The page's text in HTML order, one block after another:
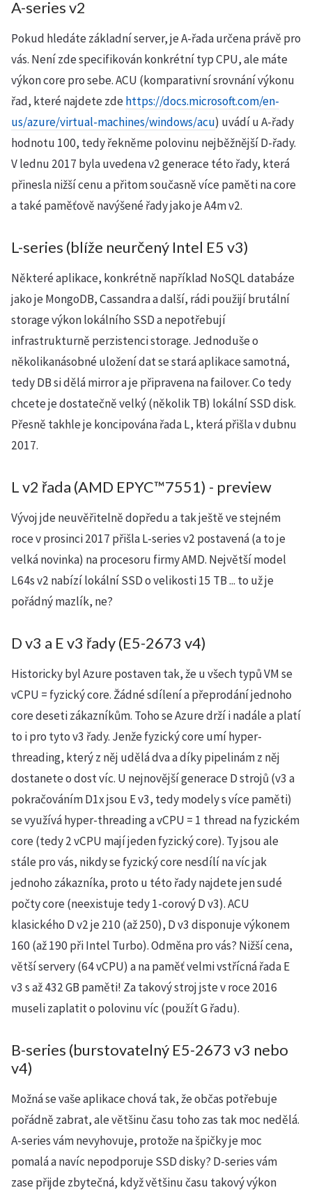
A-series v2
Pokud hledáte základní server, je A-řada určena právě pro
vás. Není zde specifikován konkrétní typ CPU, ale máte
výkon core pro sebe. ACU (komparativní srovnání výkonu
řad, které najdete zdehttps://docs.microsoft.com/en-
us/azure/virtual-machines/windows/acu) uvádí u A-řady
hodnotu 100, tedy řekněme polovinu nejběžnější D-řady.
V lednu 2017 byla uvedena v2 generace této řady, která
přinesla nižší cenu a přitom současně více paměti na core
a také paměťově navýšené řady jako je A4m v2.
L-series (blíže neurčený Intel E5 v3)
Některé aplikace, konkrétně například NoSQL databáze
jako je MongoDB, Cassandra a další, rádi použijí brutální
storage výkon lokálního SSD a nepotřebují
infrastrukturně perzistenci storage. Jednoduše o
několikanásobné uložení dat se stará aplikace samotná,
tedy DB si dělá mirror a je připravena na failover. Co tedy
chcete je dostatečně velký (několik TB) lokální SSD disk.
Přesně takhle je koncipována řada L, která přišla v dubnu
2017.
L v2 řada (AMD EPYC™7551) - preview
Vývoj jde neuvěřitelně dopředu a tak ještě ve stejném
roce v prosinci 2017 přišla L-series v2 postavená (a to je
velká novinka) na procesoru firmy AMD. Největší model
L64s v2 nabízí lokální SSD o velikosti 15 TB ... to už je
pořádný mazlík, ne?
D v3 a E v3 řady (E5-2673 v4)
Historicky byl Azure postaven tak, že u všech typů VM se
vCPU = fyzický core. Žádné sdílení a přeprodání jednoho
core deseti zákazníkům. Toho se Azure drží i nadále a platí
to i pro tyto v3 řady. Jenže fyzický core umí hyper-
threading, který z něj udělá dva a díky pipelinám z něj
dostanete o dost víc. U nejnovější generace D strojů (v3 a
pokračováním D1x jsou E v3, tedy modely s více paměti)
se využívá hyper-threading a vCPU = 1 thread na fyzickém
core (tedy 2 vCPU mají jeden fyzický core). Ty jsou ale
stále pro vás, nikdy se fyzický core nesdílí na víc jak
jednoho zákazníka, proto u této řady najdete jen sudé
počty core (neexistuje tedy 1-corový D v3). ACU
klasického D v2 je 210 (až 250), D v3 disponuje výkonem
160 (až 190 při Intel Turbo). Odměna pro vás? Nižší cena,
větší servery (64 vCPU) a na paměť velmi vstřícná řada E
v3 s až 432 GB paměti! Za takový stroj jste v roce 2016
museli zaplatit o polovinu víc (použít G řadu).
B-series (burstovatelný E5-2673 v3 nebo
v4)
Možná se vaše aplikace chová tak, že občas potřebuje
pořádně zabrat, ale většinu času toho zas tak moc nedělá.
A-series vám nevyhovuje, protože na špičky je moc
pomalá a navíc nepodporuje SSD disky? D-series vám
zase přijde zbytečná, když většinu času takový výkon